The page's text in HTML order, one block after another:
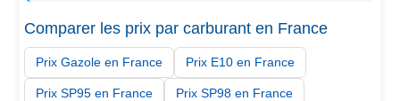
Comparer les prix par carburant en France
Prix Gazole en France Prix E10 en France
Prix SP95 en France Prix SP98 en France